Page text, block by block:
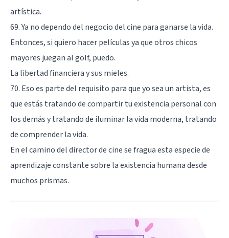
artística.
69. Ya no dependo del negocio del cine para ganarse la vida.
Entonces, si quiero hacer películas ya que otros chicos
mayores juegan al golf, puedo.
La libertad financiera y sus mieles.
70. Eso es parte del requisito para que yo sea un artista, es
que estás tratando de compartir tu existencia personal con
los demás y tratando de iluminar la vida moderna, tratando
de comprender la vida.
En el camino del director de cine se fragua esta especie de
aprendizaje constante sobre la existencia humana desde
muchos prismas.